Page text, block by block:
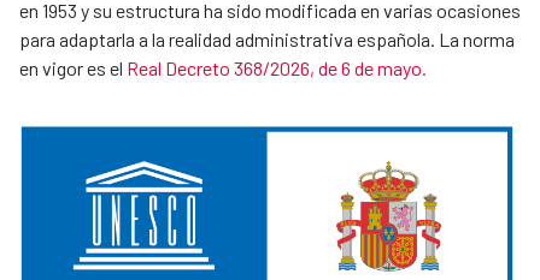
en 1953 y su estructura ha sido modificada en varias ocasiones
para adaptarla a la realidad administrativa española. La norma
en vigor es el Real Decreto 368/2026, de 6 de mayo.